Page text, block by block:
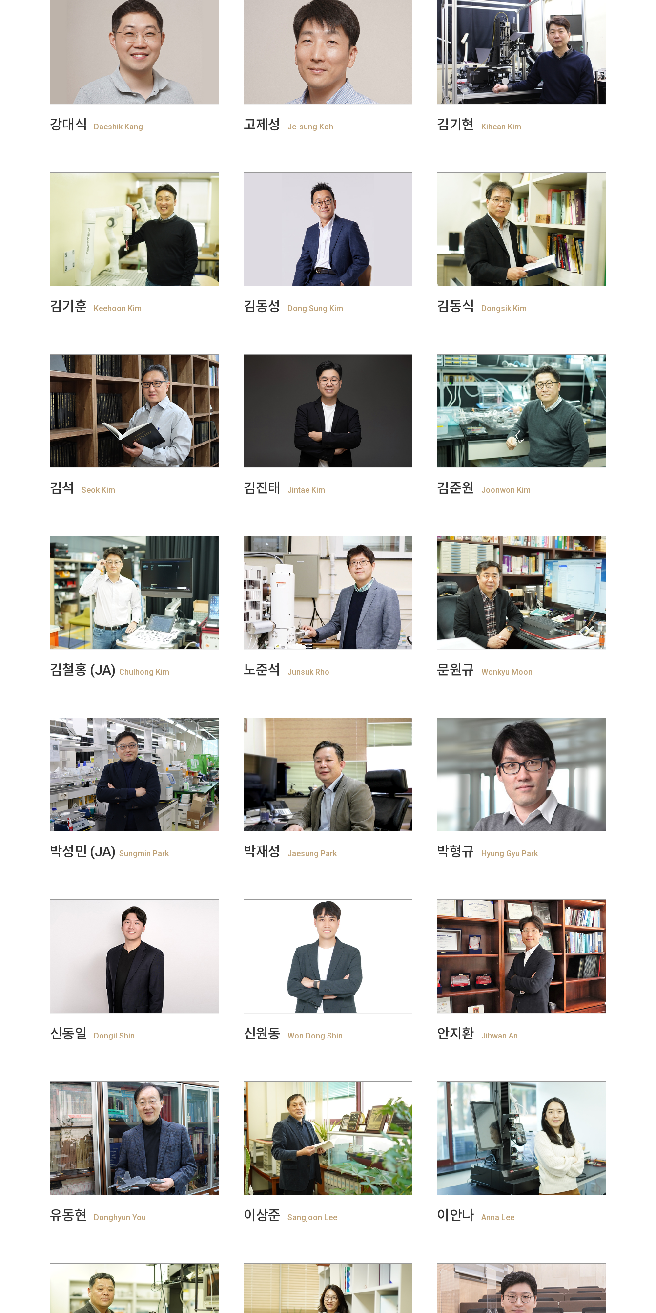
View more
강대식 Daeshik Kang
View more
고제성 Je-sung Koh
View more
김기현 Kihean Kim
View more
김기훈 Keehoon Kim
View more
김동성 Dong Sung Kim
View more
김동식 Dongsik Kim
View more
김석 Seok Kim
View more
김진태 Jintae Kim
View more
김준원 Joonwon Kim
View more
김철홍 (JA) Chulhong Kim
View more
노준석 Junsuk Rho
View more
문원규 Wonkyu Moon
View more
박성민 (JA) Sungmin Park
View more
박재성 Jaesung Park
View more
박형규 Hyung Gyu Park
View more
신동일 Dongil Shin
View more
신원동 Won Dong Shin
View more
안지환 Jihwan An
View more
유동현 Donghyun You
View more
이상준 Sangjoon Lee
View more
이안나 Anna Lee